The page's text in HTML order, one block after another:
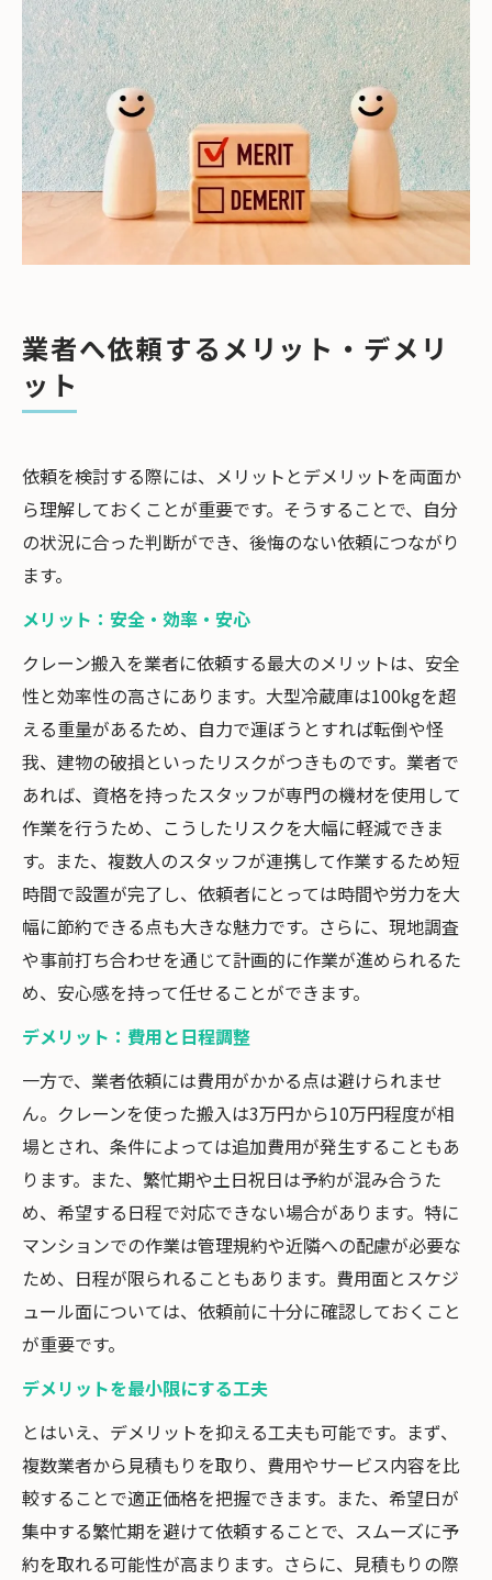
業者へ依頼するメリット・デメリ
ット
依頼を検討する際には、メリットとデメリットを両面か
ら理解しておくことが重要です。そうすることで、自分
の状況に合った判断ができ、後悔のない依頼につながり
ます。
メリット：安全・効率・安心
クレーン搬入を業者に依頼する最大のメリットは、安全
性と効率性の高さにあります。大型冷蔵庫は100kgを超
える重量があるため、自力で運ぼうとすれば転倒や怪
我、建物の破損といったリスクがつきものです。業者で
あれば、資格を持ったスタッフが専門の機材を使用して
作業を行うため、こうしたリスクを大幅に軽減できま
す。また、複数人のスタッフが連携して作業するため短
時間で設置が完了し、依頼者にとっては時間や労力を大
幅に節約できる点も大きな魅力です。さらに、現地調査
や事前打ち合わせを通じて計画的に作業が進められるた
め、安心感を持って任せることができます。
デメリット：費用と日程調整
一方で、業者依頼には費用がかかる点は避けられませ
ん。クレーンを使った搬入は3万円から10万円程度が相
場とされ、条件によっては追加費用が発生することもあ
ります。また、繁忙期や土日祝日は予約が混み合うた
め、希望する日程で対応できない場合があります。特に
マンションでの作業は管理規約や近隣への配慮が必要な
ため、日程が限られることもあります。費用面とスケジ
ュール面については、依頼前に十分に確認しておくこと
が重要です。
デメリットを最小限にする工夫
とはいえ、デメリットを抑える工夫も可能です。まず、
複数業者から見積もりを取り、費用やサービス内容を比
較することで適正価格を把握できます。また、希望日が
集中する繁忙期を避けて依頼することで、スムーズに予
約を取れる可能性が高まります。さらに、見積もりの際